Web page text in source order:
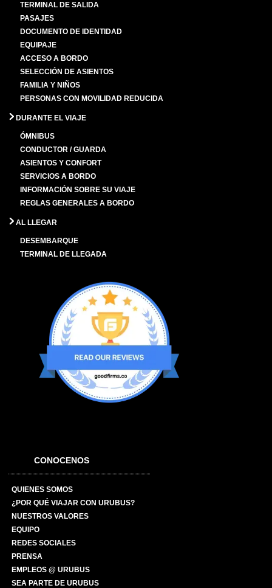
TERMINAL DE SALIDA
PASAJES
DOCUMENTO DE IDENTIDAD
EQUIPAJE
ACCESO A BORDO
SELECCIÓN DE ASIENTOS
FAMILIA Y NIÑOS
PERSONAS CON MOVILIDAD REDUCIDA
DURANTE EL VIAJE
ÓMNIBUS
CONDUCTOR / GUARDA
ASIENTOS Y CONFORT
SERVICIOS A BORDO
INFORMACIÓN SOBRE SU VIAJE
REGLAS GENERALES A BORDO
AL LLEGAR
DESEMBARQUE
TERMINAL DE LLEGADA
CONOCENOS
QUIENES SOMOS
¿POR QUÉ VIAJAR CON URUBUS?
NUESTROS VALORES
EQUIPO
REDES SOCIALES
PRENSA
EMPLEOS @ URUBUS
SEA PARTE DE URUBUS